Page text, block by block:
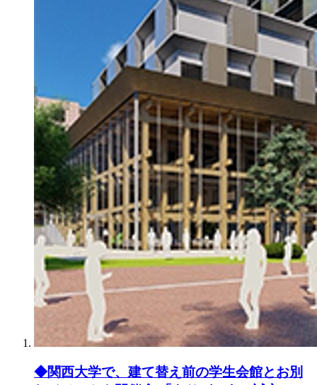
◆関西大学で、建て替え前の学生会館とお別